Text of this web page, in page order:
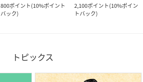
800ポイント(10%ポイント
バック)
2,100ポイント(10%ポイン
トバック)
トピックス